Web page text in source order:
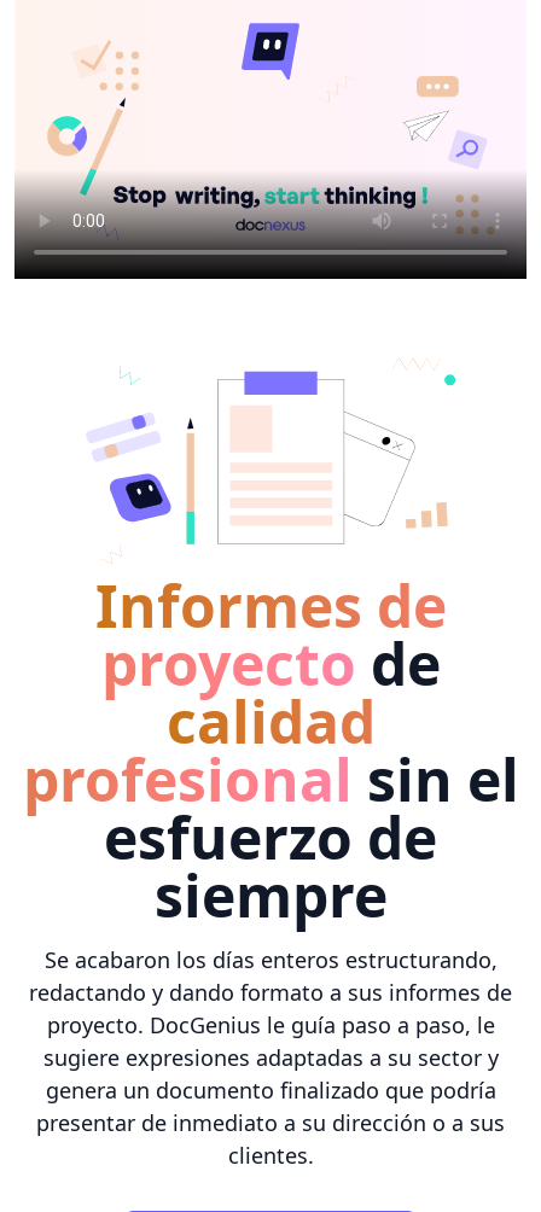
Informes de
proyecto de
calidad
profesional sin el
esfuerzo de
siempre
Se acabaron los días enteros estructurando,
redactando y dando formato a sus informes de
proyecto. DocGenius le guía paso a paso, le
sugiere expresiones adaptadas a su sector y
genera un documento finalizado que podría
presentar de inmediato a su dirección o a sus
clientes.